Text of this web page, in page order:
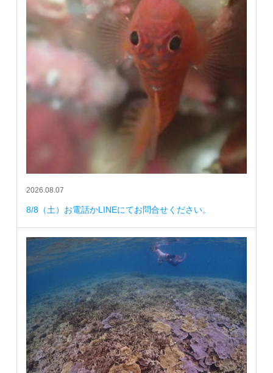
2026.08.07
8/8（土）お電話かLINEにてお問合せください。